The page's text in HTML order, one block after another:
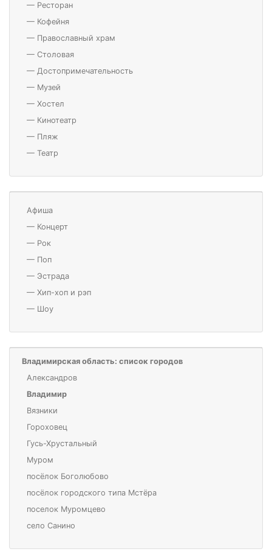
— Ресторан
— Кофейня
— Православный храм
— Столовая
— Достопримечательность
— Музей
— Хостел
— Кинотеатр
— Пляж
— Театр
Афиша
— Концерт
— Рок
— Поп
— Эстрада
— Хип-хоп и рэп
— Шоу
Владимирская область: список городов
Александров
Владимир
Вязники
Гороховец
Гусь-Хрустальный
Муром
посёлок Боголюбово
посёлок городского типа Мстёра
поселок Муромцево
село Санино